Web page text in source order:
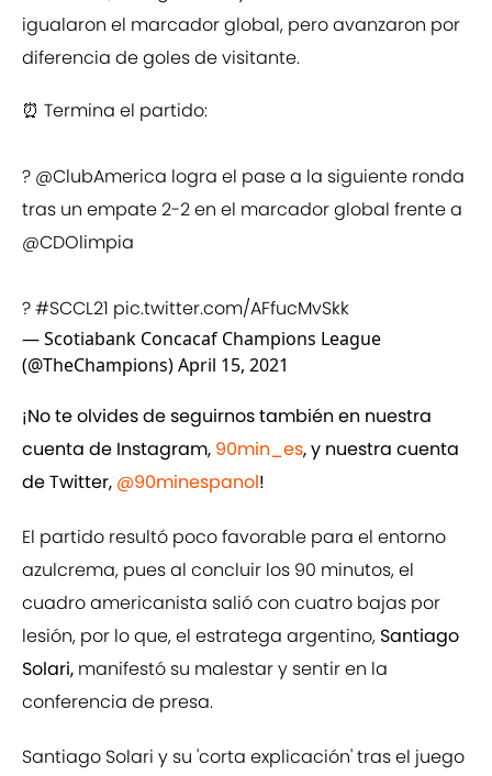
igualaron el marcador global, pero avanzaron por
diferencia de goles de visitante.
⏰ Termina el partido:
? @ClubAmerica logra el pase a la siguiente ronda
tras un empate 2-2 en el marcador global frente a
@CDOlimpia
?#SCCL21 pic.twitter.com/AFfucMvSkk
— Scotiabank Concacaf Champions League
(@TheChampions)April 15, 2021
¡No te olvides de seguirnos también en nuestra
cuenta de Instagram, 90min_es, y nuestra cuenta
de Twitter, @90minespanol!
El partido resultó poco favorable para el entorno
azulcrema, pues al concluir los 90 minutos, el
cuadro americanista salió con cuatro bajas por
lesión, por lo que, el estratega argentino, Santiago
Solari, manifestó su malestar y sentir en la
conferencia de presa.
Santiago Solari y su 'corta explicación' tras el juego